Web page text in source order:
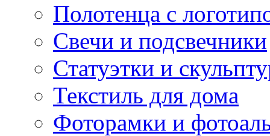
Полотенца с
Свечи и подсвечники
Статуэтки и
Текстиль для дома
Фоторамки и